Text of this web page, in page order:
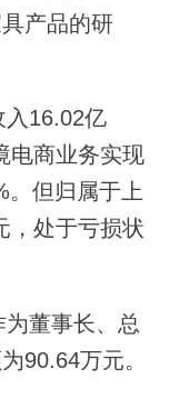
产品的研
入16.02亿
电商业务实现
。但归属于上
，处于亏损状
董事长、总
90.64万元。